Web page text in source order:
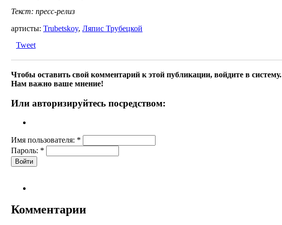
Текст: пресс-релиз
артисты: Trubetskoy, Ляпис Трубецкой
Tweet
Чтобы оставить свой комментарий к этой публикации, войдите в систему.
Нам важно ваше мнение!
Или авторизируйтесь посредством:
Имя пользователя: *
Пароль: *
Комментарии